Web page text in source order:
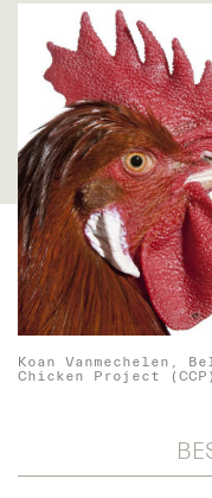
Koan Vanmechelen,
Chicken Project